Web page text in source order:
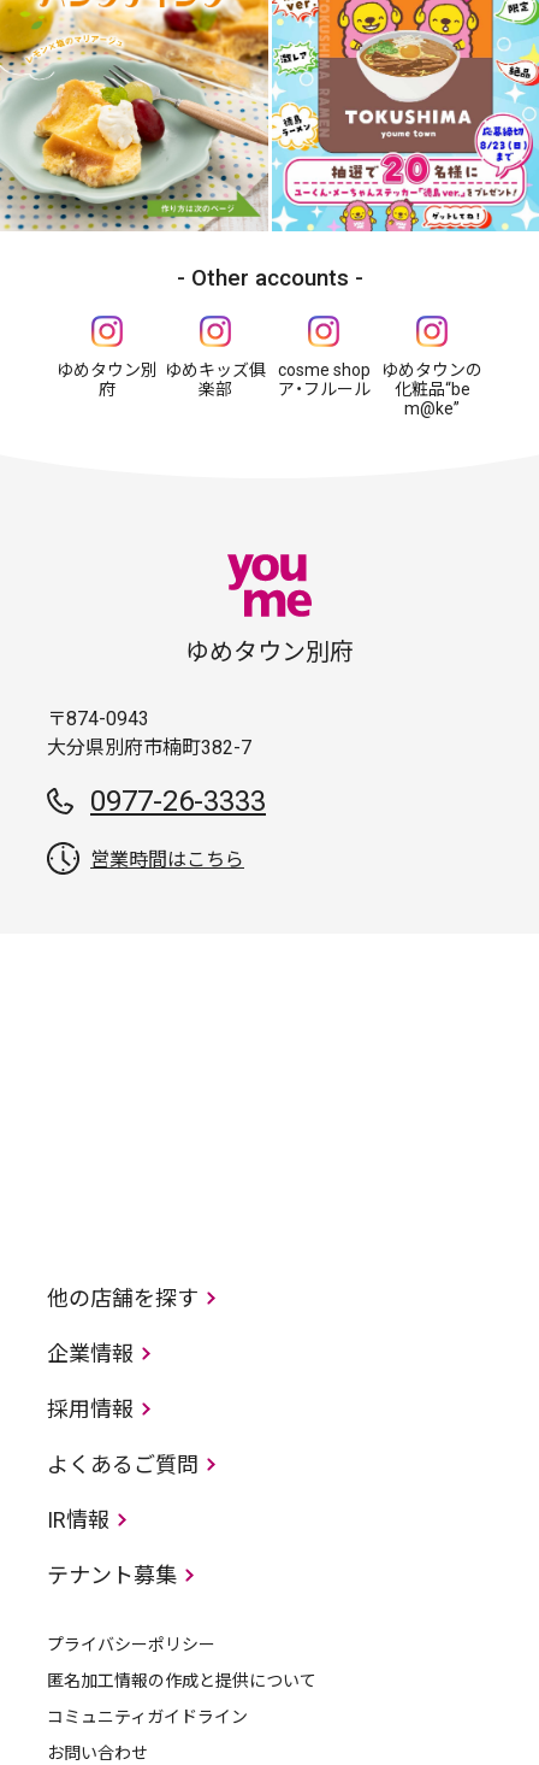
Other accounts
ゆめタウン別
府
ゆめキッズ俱
楽部
cosme shop
ア・フルール
ゆめタウンの
化粧品“be
m@ke”
ゆめタウン別府
〒874-0943
大分県別府市楠町382-7
0977-26-3333
営業時間はこちら
他の店舗を探す
企業情報
採用情報
よくあるご質問
IR情報
テナント募集
プライバシーポリシー
匿名加工情報の作成と提供について
コミュニティガイドライン
お問い合わせ